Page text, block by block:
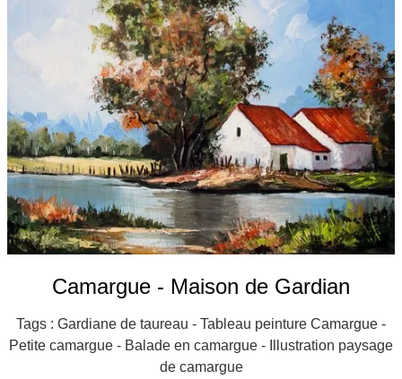
Boutique
Newsletter
BLOG
Français
Camargue - Maison de Gardian
Tags : Gardiane de taureau - Tableau peinture Camargue -
Petite camargue - Balade en camargue - Illustration paysage
de camargue